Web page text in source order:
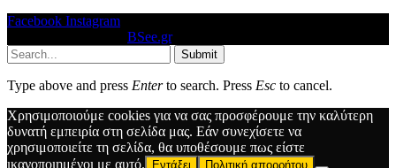
Facebook Instagram
BSee.gr.
Submit
Type above and press Enterto search. Press Esc to cancel.
Χρησιμοποιούμε cookies για να σας προσφέρουμε την καλύτερη
δυνατή εμπειρία στη σελίδα μας. Εάν συνεχίσετε να
χρησιμοποιείτε τη σελίδα, θα υποθέσουμε πως είστε
ικανοποιημένοι με αυτό.
Εντάξει Πολιτική απορρήτου